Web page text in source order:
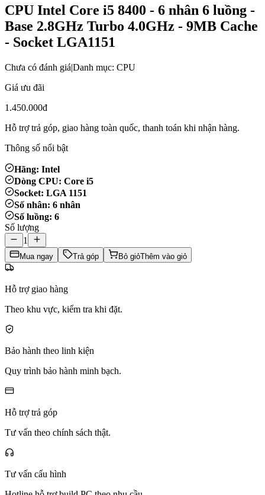
CPU Intel Core i5 8400 - 6 nhân 6 luồng -
Base 2.8GHz Turbo 4.0GHz - 9MB Cache
- Socket LGA1151
Chưa có đánh giá|Danh mục: CPU
Giá ưu đãi
1.450.000đ
Hỗ trợ trả góp, giao hàng toàn quốc, thanh toán khi nhận hàng.
Thông số nổi bật
Hãng: Intel
Dòng CPU: Core i5
Socket: LGA 1151
Số nhân: 6 nhân
Số luồng: 6
Số lượng
1
Mua ngay Trả góp Bỏ giỏThêm vào giỏ
Hỗ trợ giao hàng
Theo khu vực, kiểm tra khi đặt.
Bảo hành theo linh kiện
Quy trình bảo hành minh bạch.
Hỗ trợ trả góp
Tư vấn theo chính sách thật.
Tư vấn cấu hình